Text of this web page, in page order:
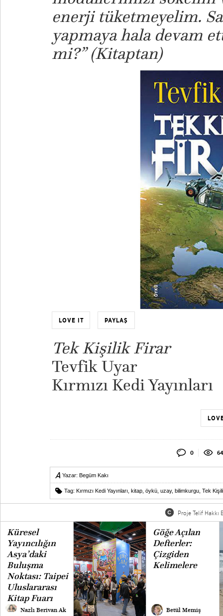
enerji tüketmeyelim.
yapmaya hala devam
mi?” (Kitaptan)
LOVE IT PAYLAŞ
Tek Kişilik Firar
Tevfik Uyar
Kırmızı Kedi Yayınları
0
Yazar: Begüm Kakı
Tag: Kırmızı Kedi Yayınları kitap öykü uzay, bilimkurgu Tek
Proje Telif Hakkı
Küresel
Yayıncılığın
Asya’daki
Buluşma
Noktası: Taipei
Uluslararası
Kitap Fuarı
Nazlı Berivan Ak
Göğe Açılan
Defterler:
Çizgiden
Kelimelere
Betül Memiş